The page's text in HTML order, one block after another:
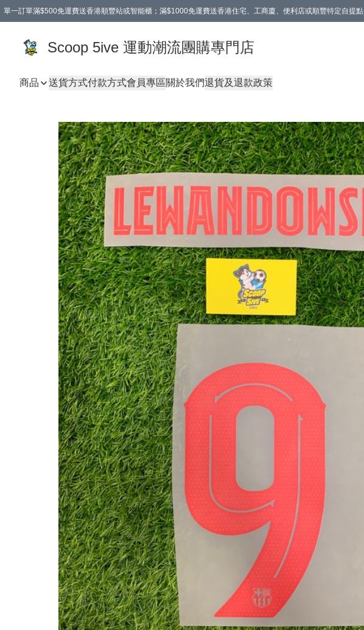
單一訂單滿$500免運費送香港順豐站或智能櫃；滿$1000免運費送香港住宅、工商廈、便利店或順豐特定自提點
Scoop 5ive 運動潮流團購專門店
商品 送貨方式付款方式會員專區關於我們退貨及退款政策